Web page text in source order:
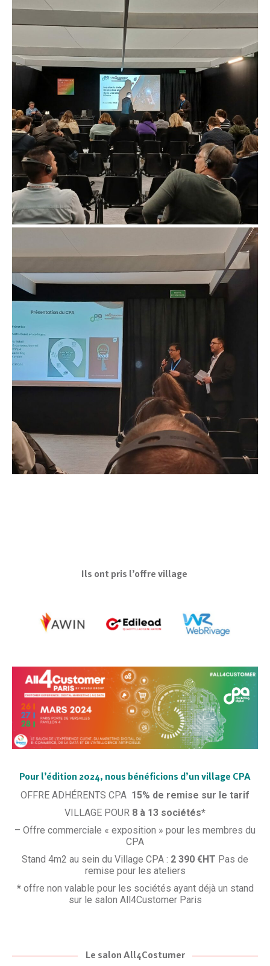
Ils ont pris l’offre village
Pour l’édition 2024, nous bénéficions d’un village CPA
OFFRE ADHÉRENTS CPA 15% de remise sur le tarif
VILLAGE POUR 8 à 13 sociétés*
– Offre commerciale « exposition » pour les membres du
CPA
Stand 4m2 au sein du Village CPA : 2 390 €HT Pas de
remise pour les ateliers
*offre non valable pour les sociétés ayant déjà un stand
sur le salon All4Customer Paris
Le salon All4Costumer